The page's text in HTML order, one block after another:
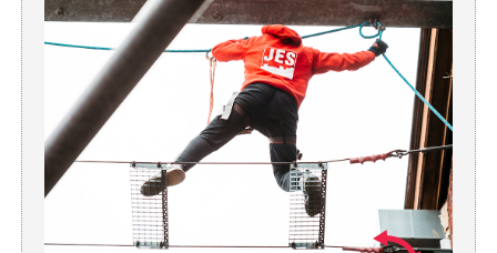
en uitdagingen overwinnen.